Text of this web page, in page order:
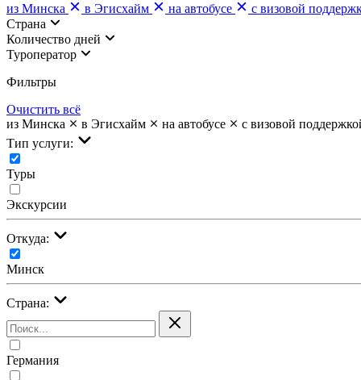
из Минска
в Эгисхайм на автобусе
с визовой
Страна
Количество дней
Туроператор
Фильтры
Очистить всё
из Минска
в Эгисхайм на автобусе
с визовой
Тип услуги:
Туры
Экскурсии
Откуда:
Минск
Страна:
Германия